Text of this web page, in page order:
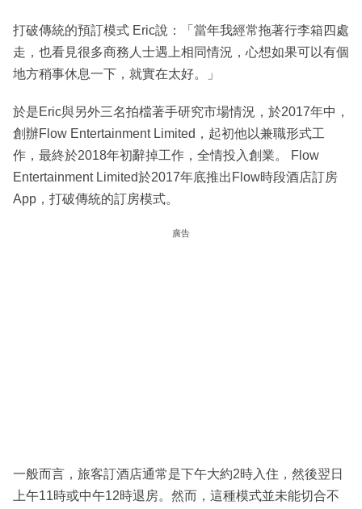
打破傳統的預訂模式 Eric說：「當年我經常拖著行李箱四處
走，也看見很多商務人士遇上相同情況，心想如果可以有個
地方稍事休息一下，就實在太好。」
於是Eric與另外三名拍檔著手研究市場情況，於2017年中，
創辦Flow Entertainment Limited，起初他以兼職形式工
作，最終於2018年初辭掉工作，全情投入創業。 Flow
Entertainment Limited於2017年底推出Flow時段酒店訂房
App，打破傳統的訂房模式。
廣告
一般而言，旅客訂酒店通常是下午大約2時入住，然後翌日
上午11時或中午12時退房。然而，這種模式並未能切合不